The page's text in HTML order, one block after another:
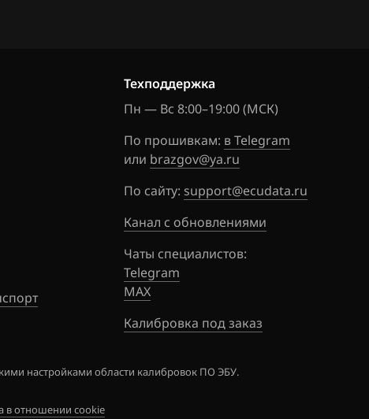
Техподдержка
Пн — Вс 8:00–19:00 (МСК)
По прошивкам: в Telegram
или brazgov@ya.ru
По сайту: support@ecudata.ru
Канал с обновлениями
Чаты специалистов:
Telegram
MAX
Калибровка под заказ
настройками области калибровок ПО ЭБУ.
в отношении cookie